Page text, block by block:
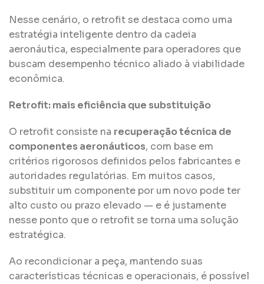
Nesse cenário, o retrofit se destaca como uma
estratégia inteligente dentro da cadeia
aeronáutica, especialmente para operadores que
buscam desempenho técnico aliado à viabilidade
econômica.
Retrofit: mais eficiência que substituição
O retrofit consiste na recuperação técnica de
componentes aeronáuticos, com base em
critérios rigorosos definidos pelos fabricantes e
autoridades regulatórias. Em muitos casos,
substituir um componente por um novo pode ter
alto custo ou prazo elevado — e é justamente
nesse ponto que o retrofit se torna uma solução
estratégica.
Ao recondicionar a peça, mantendo suas
características técnicas e operacionais, é possível